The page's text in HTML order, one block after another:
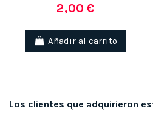
2,00 €
Añadir al carrito
Los clientes que adquirieron